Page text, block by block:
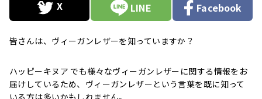
LINE Facebook
皆さんは、ヴィーガンレザーを知っていますか？
ハッピーキヌア でも様々なヴィーガンレザーに関する情報をお
届けしているため、ヴィーガンレザーという言葉を既に知って
いる方は多いかもしれません。